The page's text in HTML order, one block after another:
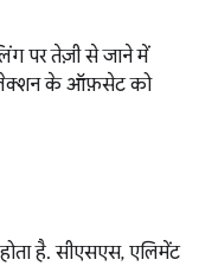
पर तेज़ी से जाने में
के ऑफ़सेट को
है. सीएसएस, एलिमेंट